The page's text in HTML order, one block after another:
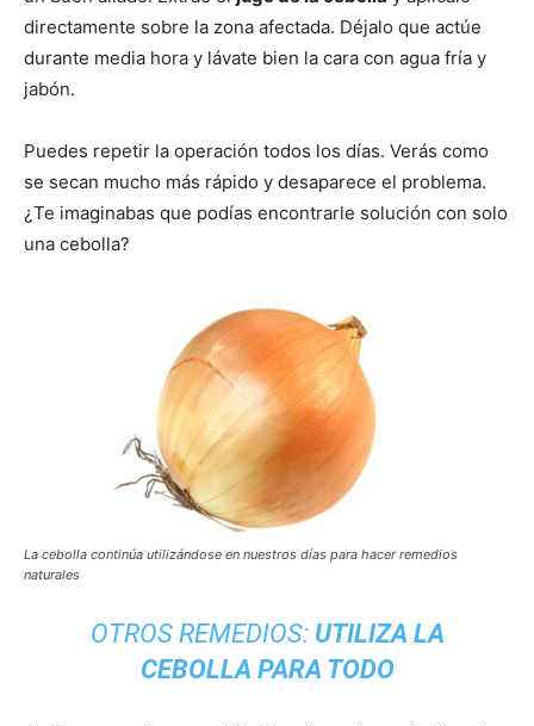
directamente sobre la zona afectada. Déjalo que actúe
durante media hora y lávate bien la cara con agua fría y
jabón.
Puedes repetir la operación todos los días. Verás como
se secan mucho más rápido y desaparece el problema.
¿Te imaginabas que podías encontrarle solución con solo
una cebolla?
La cebolla continúa utilizándose en nuestros días para hacer remedios
naturales
OTROS REMEDIOS: UTILIZA LA
CEBOLLA PARA TODO